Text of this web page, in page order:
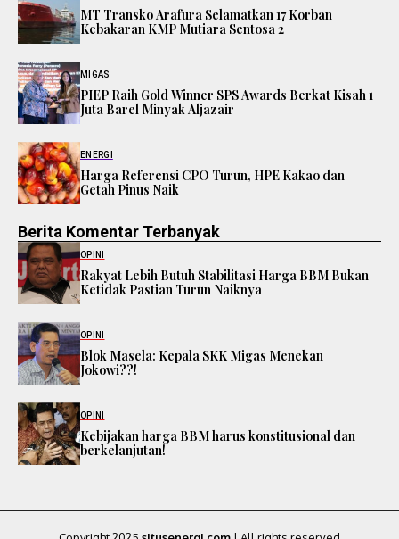
MT Transko Arafura Selamatkan 17 Korban
Kebakaran KMP Mutiara Sentosa 2
MIGAS
PIEP Raih Gold Winner SPS Awards Berkat Kisah 1
Juta Barel Minyak Aljazair
ENERGI
Harga Referensi CPO Turun, HPE Kakao dan
Getah Pinus Naik
Berita Komentar Terbanyak
OPINI
Rakyat Lebih Butuh Stabilitasi Harga BBM Bukan
Ketidak Pastian Turun Naiknya
OPINI
Blok Masela: Kepala SKK Migas Menekan
Jokowi??!
OPINI
Kebijakan harga BBM harus konstitusional dan
berkelanjutan!